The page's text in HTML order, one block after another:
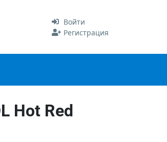
Войти
Регистрация
Hot Red